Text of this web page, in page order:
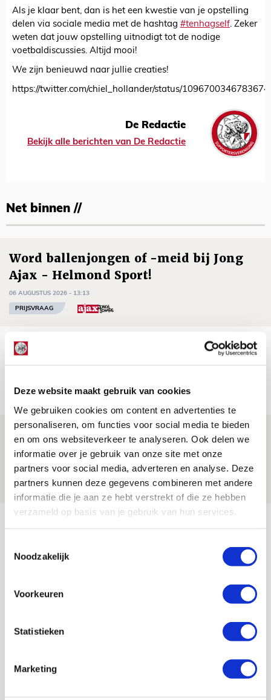
Deze website maakt gebruik van cookies
We gebruiken cookies om content en advertenties te
personaliseren, om functies voor social media te bieden
en om ons websiteverkeer te analyseren. Ook delen we
informatie over je gebruik van onze site met onze
partners voor social media, adverteren en analyse. Deze
partners kunnen deze gegevens combineren met andere
informatie die je aan ze hebt verstrekt of die ze hebben
verzameld op basis van je gebruik van hun services.
Noodzakelijk
Voorkeuren
Statistieken
Marketing
Als je klaar bent, dan is het een kwestie van je opstelling
delen via sociale media met de hashtag #tenhagself. Zeker
weten dat jouw opstelling uitnodigt tot de nodige
voetbaldiscussies. Altijd mooi!
We zijn benieuwd naar jullie creaties!
https://twitter.com/chiel_hollander/status/
De Redactie
Bekijk alle berichten van De Redactie
Net binnen //
Word ballenjongen of -meid bij Jong
Ajax - Helmond Sport!
06 AUGUSTUS 2026 - 13:13
PRIJSVRAAG
Reis jij als mascotte mee naar uitduel
met Telstar?
Drie dingen die je moet weten over
Ajax - Shelbourne
06 AUGUSTUS 2026 - 09:33
NIEUWS
Bekijk meer
AUG
11